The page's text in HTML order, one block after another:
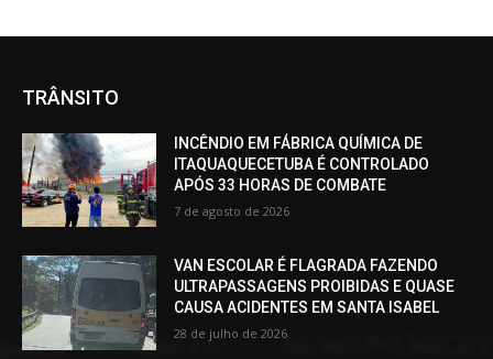
TRÂNSITO
INCÊNDIO EM FÁBRICA QUÍMICA DE
ITAQUAQUECETUBA É CONTROLADO
APÓS 33 HORAS DE COMBATE
7 de agosto de 2026
VAN ESCOLAR É FLAGRADA FAZENDO
ULTRAPASSAGENS PROIBIDAS E QUASE
CAUSA ACIDENTES EM SANTA ISABEL
28 de julho de 2026